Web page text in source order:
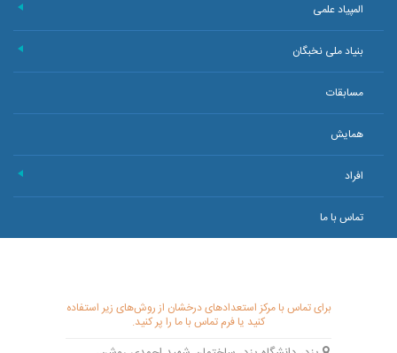
المپیاد علمی
بنیاد ملی نخبگان
مسابقات
همایش
افراد
تماس با ما
برای تماس با مرکز استعدادهای درخشان از روش‌های زیر استفاده
کنید یا فرم تماس با ما را پر کنید.